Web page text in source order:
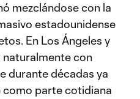
mezclándose con la
estadounidense
En Los Ángeles y
naturalmente con
durante décadas ya
como parte cotidiana